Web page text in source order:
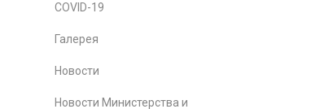
COVID-19
Галерея
Новости
Новости Министерства и